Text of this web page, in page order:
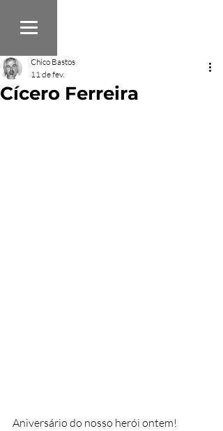
Cícero Ferreira
Chico Bastos
11 de fev.
Aniversário do nosso herói ontem!